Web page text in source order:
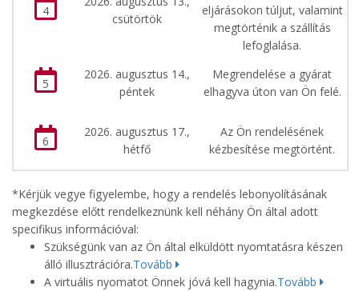
4
csütörtök
eljárásokon túljut, valamint
megtörténik a szállítás
lefoglalása.
5
2026. augusztus 14.,
péntek
Megrendelése a gyárat
elhagyva úton van Ön felé.
6
2026. augusztus 17.,
hétfő
Az Ön rendelésének
kézbesítése megtörtént.
*Kérjük vegye figyelembe, hogy a rendelés lebonyolításának
megkezdése előtt rendelkeznünk kell néhány Ön által adott
specifikus információval:
Szükségünk van az Ön által elküldött nyomtatásra készen
álló illusztrációra.Tovább
A virtuális nyomatot Önnek jóvá kell hagynia.Tovább